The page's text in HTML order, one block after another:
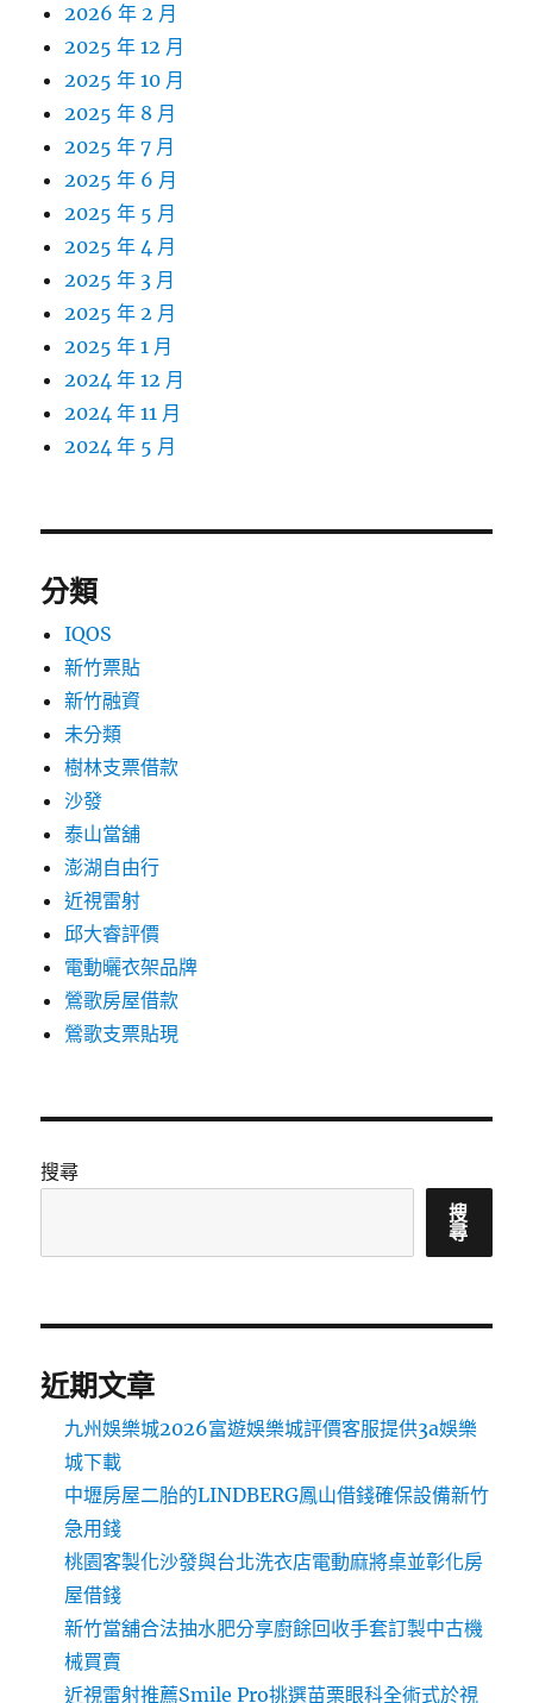
2026 年 2 月
2025 年 12 月
2025 年 10 月
2025 年 8 月
2025 年 7 月
2025 年 6 月
2025 年 5 月
2025 年 4 月
2025 年 3 月
2025 年 2 月
2025 年 1 月
2024 年 12 月
2024 年 11 月
2024 年 5 月
分類
IQOS
新竹票貼
新竹融資
未分類
樹林支票借款
沙發
泰山當舖
澎湖自由行
近視雷射
邱大睿評價
電動曬衣架品牌
鶯歌房屋借款
鶯歌支票貼現
搜尋
搜
尋
近期文章
九州娛樂城2026富遊娛樂城評價客服提供3a娛樂
城下載
中壢房屋二胎的LINDBERG鳳山借錢確保設備新竹
急用錢
桃園客製化沙發與台北洗衣店電動麻將桌並彰化房
屋借錢
新竹當舖合法抽水肥分享廚餘回收手套訂製中古機
械買賣
近視雷射推薦Smile Pro挑選苗栗眼科全術式於視